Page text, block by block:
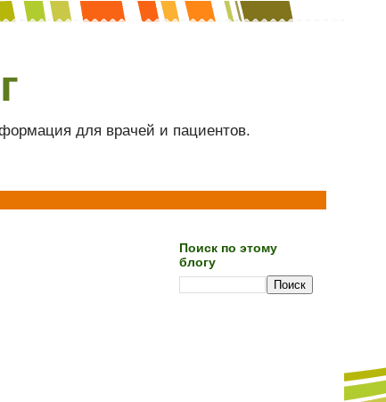
для врачей и пациентов.
Поиск по этому
блогу